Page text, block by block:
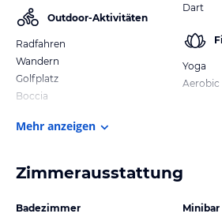
Outdoor-Aktivitäten
Radfahren
Wandern
Golfplatz
Boccia
Dart
Yoga
Aerobic
Mehr anzeigen
Zimmerausstattung
Badezimmer
Minibar